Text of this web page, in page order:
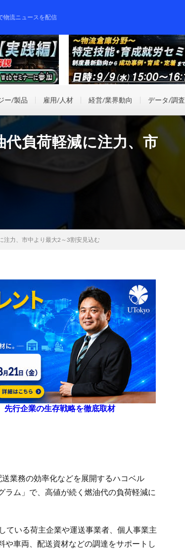
物流ニュースを配信
ー/製品 雇用/人材 経営/業界動向 データ/調査
負荷軽減に注力、市
注力、市中より最大2～3割安見込む
先行企業の生存戦略を徹底取材
業務の効率化などを展開するハコベル
ム」で、高値が続く燃油代の負荷軽減に
ている荷主企業や運送事業者、個人事業主
車両、配送資材などの調達をサポートし